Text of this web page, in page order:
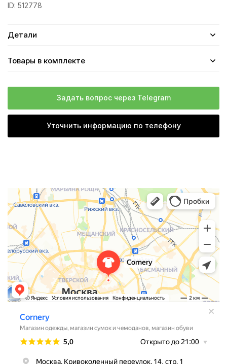
ID: 512778
Детали
Товары в комплекте
Задать вопрос через Telegram
Уточнить информацию по телефону